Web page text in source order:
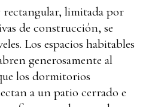
rectangular, limitada por
de construcción, se
Los espacios habitables
generosamente al
los dormitorios
a un patio cerrado e